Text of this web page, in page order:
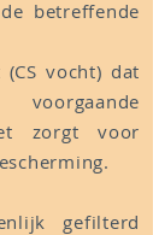
betreffende
vocht) dat
zorgt voor
gefilterd